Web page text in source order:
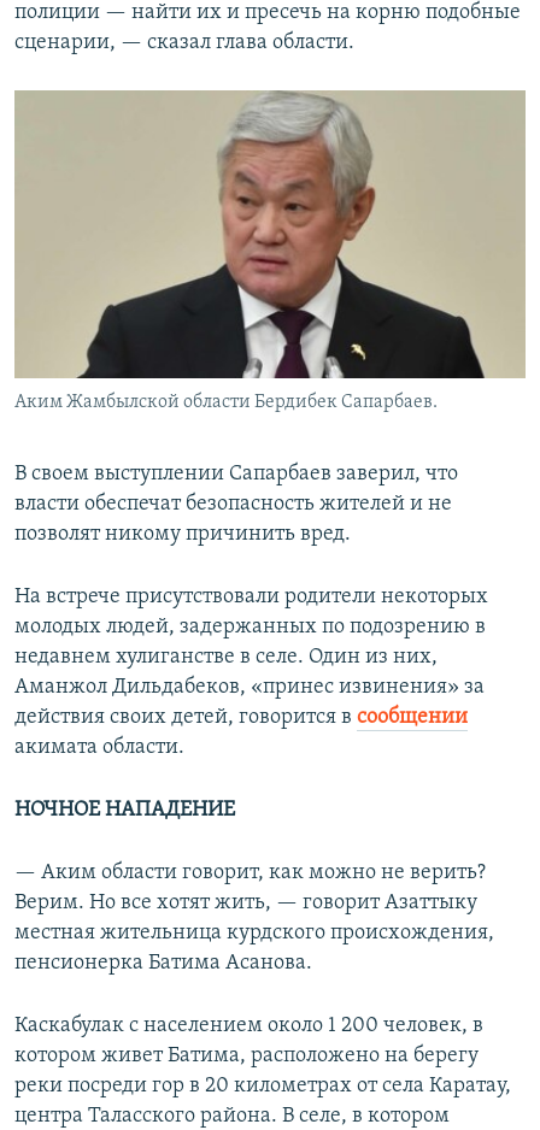
полиции — найти их и пресечь на корню подобные
сценарии, — сказал глава области.
Аким Жамбылской области Бердибек Сапарбаев.
В своем выступлении Сапарбаев заверил, что
власти обеспечат безопасность жителей и не
позволят никому причинить вред.
На встрече присутствовали родители некоторых
молодых людей, задержанных по подозрению в
недавнем хулиганстве в селе. Один из них,
Аманжол Дильдабеков, «принес извинения» за
действия своих детей, говорится в сообщении
акимата области.
НОЧНОЕ НАПАДЕНИЕ
— Аким области говорит, как можно не верить?
Верим. Но все хотят жить, — говорит Азаттыку
местная жительница курдского происхождения,
пенсионерка Батима Асанова.
Каскабулак с населением около 1 200 человек, в
котором живет Батима, расположено на берегу
реки посреди гор в 20 километрах от села Каратау,
центра Таласского района. В селе, в котором